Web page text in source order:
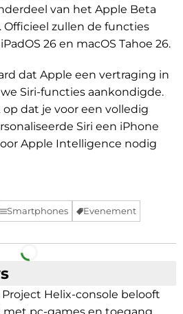
van het Apple Beta
Officieel zullen de functies
26 en macOS Tahoe 26.
dat Apple een vertraging in
Siri-functies aankondigde.
dat je voor een volledig
Siri een iPhone
Apple Intelligence nodig
Smartphones
Evenement
Telegram
Helix-console belooft